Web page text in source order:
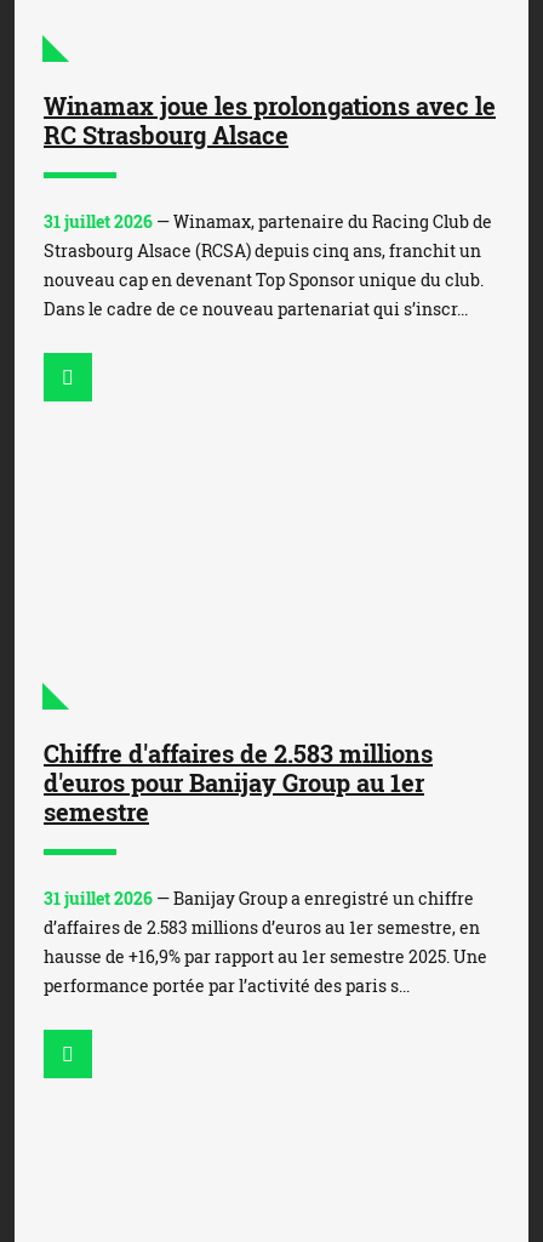
Winamax joue les prolongations avec le
RC Strasbourg Alsace
31 juillet 2026 — Winamax, partenaire du Racing Club de
Strasbourg Alsace (RCSA) depuis cinq ans, franchit un
nouveau cap en devenant Top Sponsor unique du club.
Dans le cadre de ce nouveau partenariat qui s’inscr...
Chiffre d'affaires de 2.583 millions
d'euros pour Banijay Group au 1er
semestre
31 juillet 2026 — Banijay Group a enregistré un chiffre
d’affaires de 2.583 millions d’euros au 1er semestre, en
hausse de +16,9% par rapport au 1er semestre 2025. Une
performance portée par l’activité des paris s...